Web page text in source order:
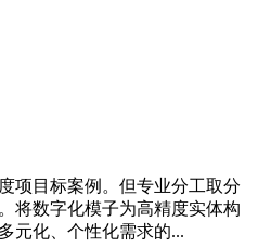
项目标案例。但专业分工取分
将数字化模子为高精度实体构
元化、个性化需求的...